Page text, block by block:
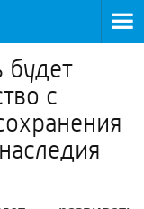
будет
с